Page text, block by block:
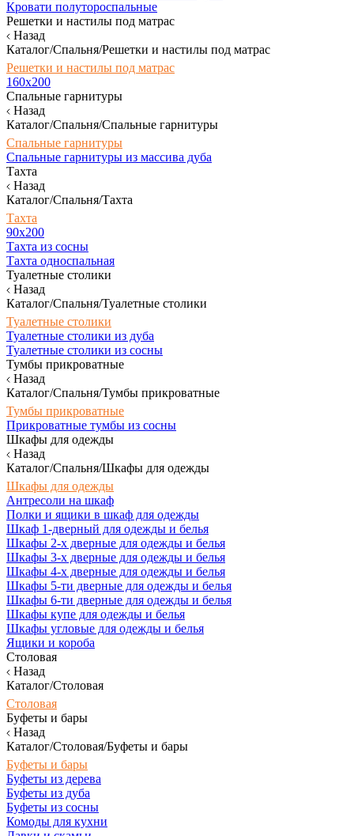
Кровати полутороспальные
Решетки и настилы под матрас
Назад
Каталог/Спальня/Решетки и настилы под матрас
Решетки и настилы под матрас
160х200
Спальные гарнитуры
Назад
Каталог/Спальня/Спальные гарнитуры
Спальные гарнитуры
Спальные гарнитуры из массива дуба
Тахта
Назад
Каталог/Спальня/Тахта
Тахта
90х200
Тахта из сосны
Тахта односпальная
Туалетные столики
Назад
Каталог/Спальня/Туалетные столики
Туалетные столики
Туалетные столики из дуба
Туалетные столики из сосны
Тумбы прикроватные
Назад
Каталог/Спальня/Тумбы прикроватные
Тумбы прикроватные
Прикроватные тумбы из сосны
Шкафы для одежды
Назад
Каталог/Спальня/Шкафы для одежды
Шкафы для одежды
Антресоли на шкаф
Полки и ящики в шкаф для одежды
Шкаф 1-дверный для одежды и белья
Шкафы 2-х дверные для одежды и белья
Шкафы 3-х дверные для одежды и белья
Шкафы 4-х дверные для одежды и белья
Шкафы 5-ти дверные для одежды и белья
Шкафы 6-ти дверные для одежды и белья
Шкафы купе для одежды и белья
Шкафы угловые для одежды и белья
Ящики и короба
Столовая
Назад
Каталог/Столовая
Столовая
Буфеты и бары
Назад
Каталог/Столовая/Буфеты и бары
Буфеты и бары
Буфеты из дерева
Буфеты из дуба
Буфеты из сосны
Комоды для кухни